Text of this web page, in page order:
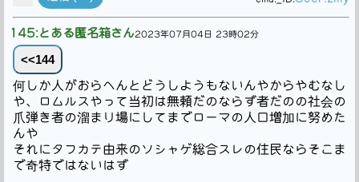
145:とある匿名箱さん2023年07月04日 23時02分
<<144
何しか人がおらへんとどうしようもないんやからやむなし
や、ロムルスやって当初は無頼だのならず者だのの社会の
爪弾き者の溜まり場にしてまでローマの人口増加に努めた
んや
それにタフカテ由来のソシャゲ総合スレの住民ならそこま
で奇特ではないはず